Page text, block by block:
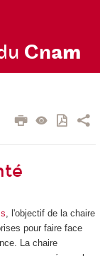
Cnam
, l'objectif de la chaire
pour faire face
La chaire